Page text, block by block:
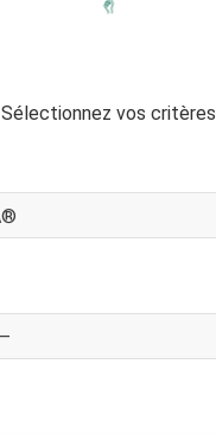
Sélectionnez vos critères